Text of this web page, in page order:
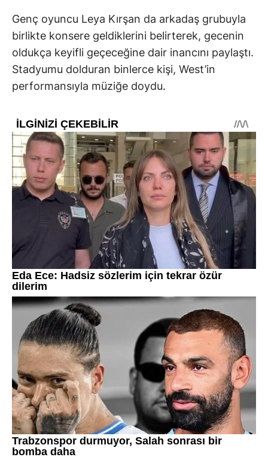
Genç oyuncu Leya Kırşan da arkadaş grubuyla
birlikte konsere geldiklerini belirterek, gecenin
oldukça keyifli geçeceğine dair inancını paylaştı.
Stadyumu dolduran binlerce kişi, West’in
performansıyla müziğe doydu.